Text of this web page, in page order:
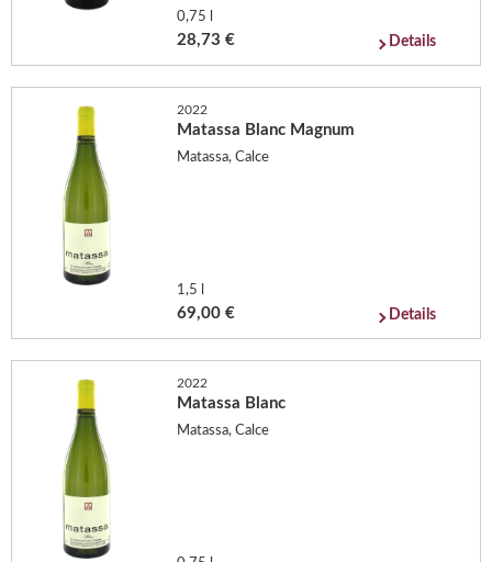
0,75 l
28,73 € Details
2022
Matassa Blanc Magnum
Matassa, Calce
1,5 l
69,00 € Details
2022
Matassa Blanc
Matassa, Calce